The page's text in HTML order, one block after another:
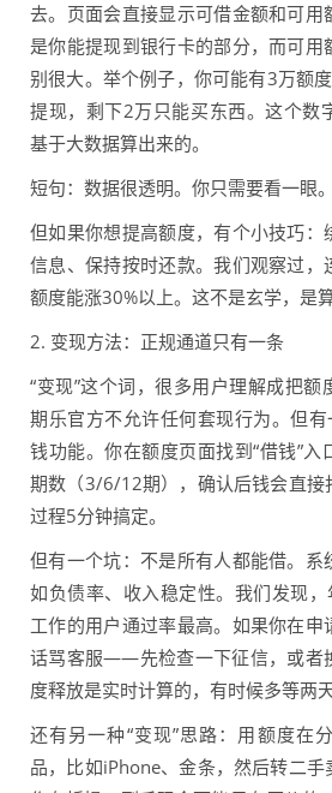
去。页面会直接显示可借金额和可用
是你能提现到银行卡的部分，而可用
别很大。举个例子，你可能有3万额
提现，剩下2万只能买东西。这个数
基于大数据算出来的。
短句：数据很透明。你只需要看一眼。
但如果你想提高额度，有个小技巧：
信息、保持按时还款。我们观察过，
额度能涨30%以上。这不是玄学，是
2. 变现方法：正规通道只有一条
“变现”这个词，很多用户理解成把额
期乐官方不允许任何套现行为。但有
钱功能。你在额度页面找到“借钱”入
期数（3/6/12期），确认后钱会直接
过程5分钟搞定。
但有一个坑：不是所有人都能借。系
如负债率、收入稳定性。我们发现
工作的用户通过率最高。如果你在
话骂客服——先检查一下征信，或者
度释放是实时计算的，有时候多等两
还有另一种“变现”思路：用额度在
品，比如iPhone、金条，然后转二